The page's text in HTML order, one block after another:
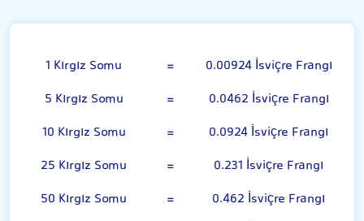
1 Kırgız Somu =
0.00924 İsviçre Frangı
5 Kırgız Somu
=
0.0462 İsviçre Frangı
10 Kırgız Somu
=
0.0924 İsviçre Frangı
25 Kırgız Somu
=
0.231 İsviçre Frangı
50 Kırgız Somu
=
0.462 İsviçre Frangı